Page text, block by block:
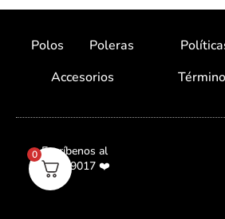
Polos
Poleras
Accesorios
Escríbenos al
987059017 ❤️
0